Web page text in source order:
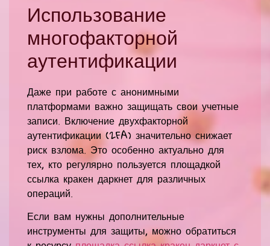
Использование
многофакторной
аутентификации
Даже при работе с анонимными
платформами важно защищать свои учетные
записи. Включение двухфакторной
аутентификации (2FA) значительно снижает
риск взлома. Это особенно актуально для
тех, кто регулярно пользуется площадкой
ссылка кракен даркнет для различных
операций.
Если вам нужны дополнительные
инструменты для защиты, можно обратиться